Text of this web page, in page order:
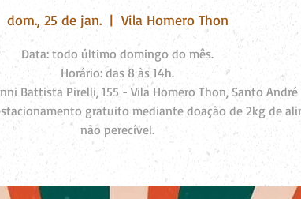
dom., 25 de jan.
  |
Vila Homero Thon
Data: todo último domingo do mês.
Horário: das 8 às 14h.
Battista Pirelli, 155 - Vila Homero Thon, Santo André
gratuito mediante doação de 2kg de
não perecível.